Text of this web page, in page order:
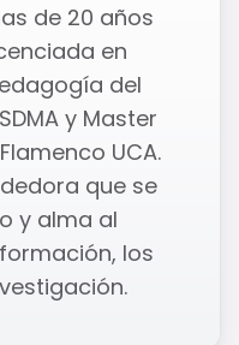
de 20 años
en
del
y Master
UCA.
que se
y alma al
los